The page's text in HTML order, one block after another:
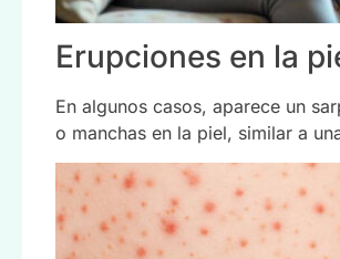
Erupciones en la
En algunos casos, aparece un
o manchas en la piel, similar a